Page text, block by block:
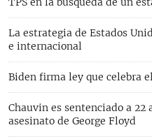
La estrategia de Estados
e internacional
Biden firma ley que celebra
Chauvin es sentenciado a 22
asesinato de George Floyd